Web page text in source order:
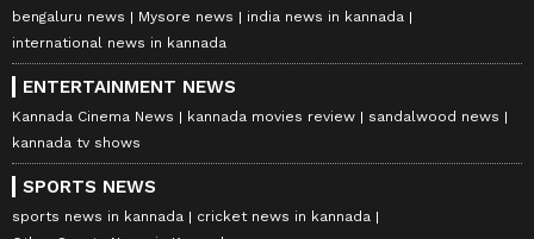
bengaluru news
Mysore news
india news in kannada
international news in kannada
ENTERTAINMENT NEWS
Kannada Cinema News kannada movies review
sandalwood news
kannada tv shows
SPORTS NEWS
sports news in kannada
cricket news in kannada